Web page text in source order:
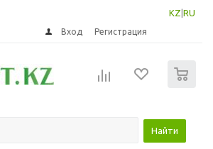
KZ RU
Вход Регистрация
Найти